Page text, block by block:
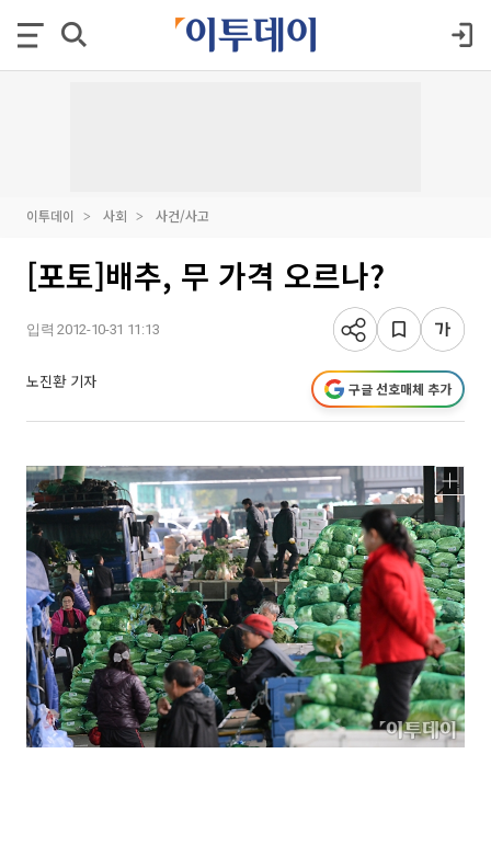
이투데이 사회 사건/사고
[포토]배추, 무 가격 오르나?
입력 2012-10-31 11:13
노진환 기자 구글 선호매체 추가